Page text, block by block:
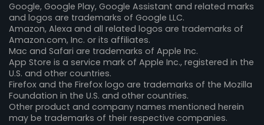
Google, Google Play, Google Assistant and related marks
and logos are trademarks of Google LLC.
Amazon, Alexa and all related logos are trademarks of
Amazon.com, Inc. or its affiliates.
Mac and Safari are trademarks of Apple Inc.
App Store is a service mark of Apple Inc., registered in the
U.S. and other countries.
Firefox and the Firefox logo are trademarks of the Mozilla
Foundation in the U.S. and other countries.
Other product and company names mentioned herein
may be trademarks of their respective companies.